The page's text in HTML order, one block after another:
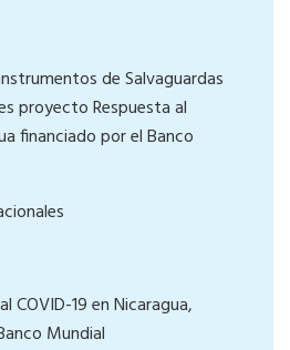
de Salvaguardas
proyecto Respuesta al
financiado por el Banco
COVID-19 en Nicaragua,
Mundial